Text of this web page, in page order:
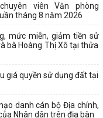
viên Văn phòng
tháng 8 năm 2026
mức miễn, giảm tiền sử
bà Hoàng Thị Xô tại thửa
giá quyền sử dụng đất tại
danh cán bộ Địa chính,
Nhân dân trên địa bàn